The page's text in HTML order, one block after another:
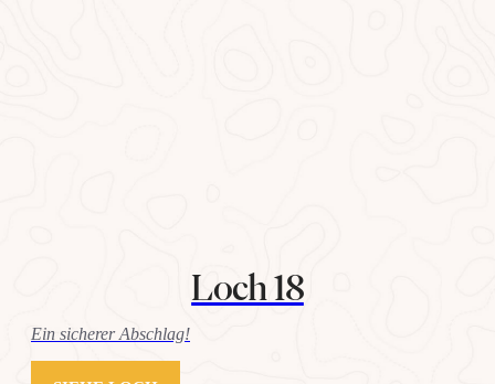
Loch 18
Ein sicherer Abschlag!